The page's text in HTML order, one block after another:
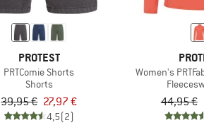
PROTEST
PRTComie Shorts
Shorts
39,95 € 27,97 €
4,5(2)
Women's
44,95 €